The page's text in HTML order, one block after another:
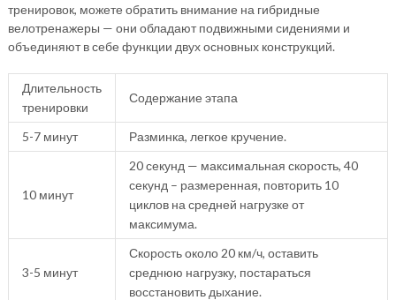
тренировок, можете обратить внимание на гибридные
велотренажеры — они обладают подвижными сидениями и
объединяют в себе функции двух основных конструкций.
Длительность
тренировки
Содержание этапа
5-7 минут Разминка, легкое кручение.
10 минут
20 секунд — максимальная скорость, 40
секунд – размеренная, повторить 10
циклов на средней нагрузке от
максимума.
3-5 минут
Скорость около 20 км/ч, оставить
среднюю нагрузку, постараться
восстановить дыхание.